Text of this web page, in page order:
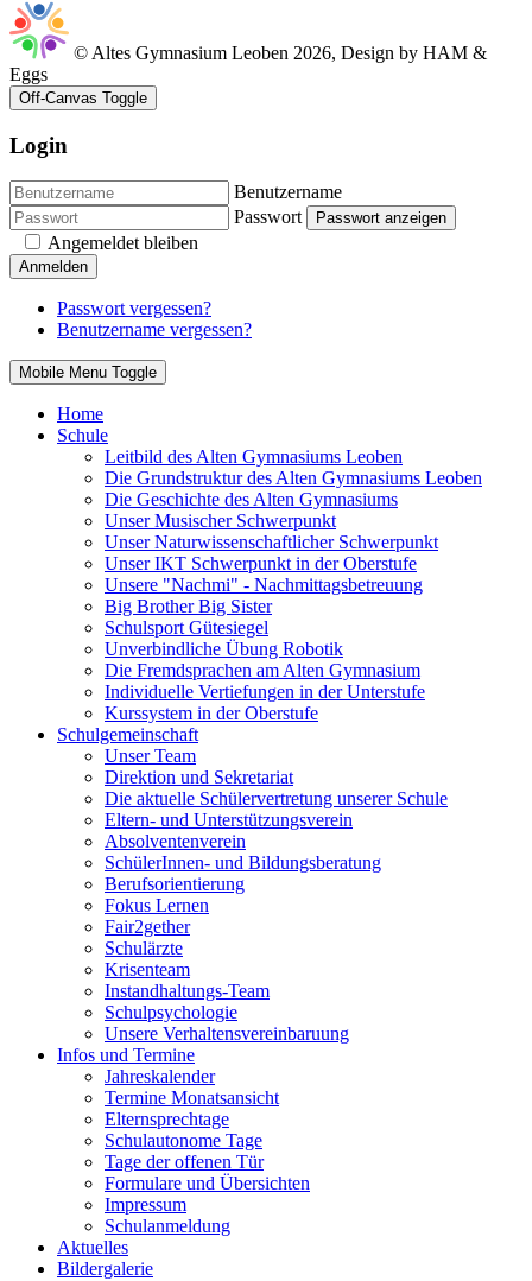
© Altes Gymnasium Leoben 2026, Design by HAM &
Eggs
Off-Canvas Toggle
Login
Benutzername
Passwort
Passwort anzeigen
Angemeldet bleiben
Anmelden
Passwort vergessen?
Benutzername vergessen?
Mobile Menu Toggle
Home
Schule
Leitbild des Alten Gymnasiums Leoben
Die Grundstruktur des Alten Gymnasiums Leoben
Die Geschichte des Alten Gymnasiums
Unser Musischer Schwerpunkt
Unser Naturwissenschaftlicher Schwerpunkt
Unser IKT Schwerpunkt in der Oberstufe
Unsere "Nachmi" - Nachmittagsbetreuung
Big Brother Big Sister
Schulsport Gütesiegel
Unverbindliche Übung Robotik
Die Fremdsprachen am Alten Gymnasium
Individuelle Vertiefungen in der Unterstufe
Kurssystem in der Oberstufe
Schulgemeinschaft
Unser Team
Direktion und Sekretariat
Die aktuelle Schülervertretung unserer Schule
Eltern- und Unterstützungsverein
Absolventenverein
SchülerInnen- und Bildungsberatung
Berufsorientierung
Fokus Lernen
Fair2gether
Schulärzte
Krisenteam
Instandhaltungs-Team
Schulpsychologie
Unsere Verhaltensvereinbaruung
Infos und Termine
Jahreskalender
Termine Monatsansicht
Elternsprechtage
Schulautonome Tage
Tage der offenen Tür
Formulare und Übersichten
Impressum
Schulanmeldung
Aktuelles
Bildergalerie